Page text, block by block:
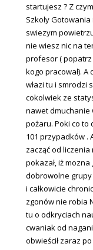
startujesz ? Z
Szkoły
swiezym
nie wiesz nic na
profesor ( popatrz
kogo pracował).
włazi tu i smrodzi
cokolwiek ze
nawet dmuchanie
pożaru. Poki co to
101 przypadków .
zacząć od
pokazał, iż
dobrowolne
i całkowicie
zgonów nie robia
tu o odkryciach
cwaniak od
obwieścił zaraz